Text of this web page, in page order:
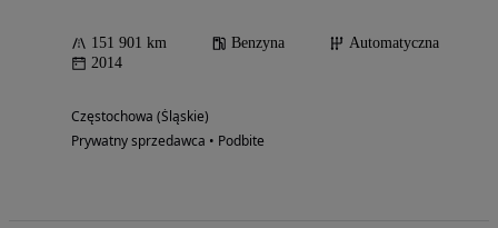
151 901 km Benzyna
Automatyczna
2014
Częstochowa (Śląskie)
Prywatny sprzedawca • Podbite